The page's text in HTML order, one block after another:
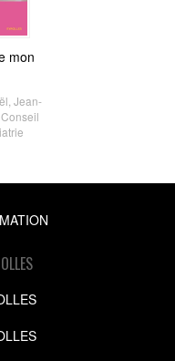
mon
Jean-
Conseil